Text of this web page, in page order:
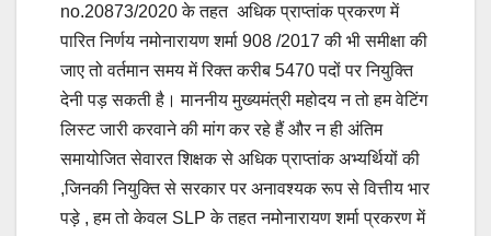
no.20873/2020 के तहत अधिक प्राप्तांक प्रकरण में
पारित निर्णय नमोनारायण शर्मा 908 /2017 की भी समीक्षा की
जाए तो वर्तमान समय में रिक्त करीब 5470 पदों पर नियुक्ति
देनी पड़ सकती है। माननीय मुख्यमंत्री महोदय न तो हम वेटिंग
लिस्ट जारी करवाने की मांग कर रहे हैं और न ही अंतिम
समायोजित सेवारत शिक्षक से अधिक प्राप्तांक अभ्यर्थियों की
,जिनकी नियुक्ति से सरकार पर अनावश्यक रूप से वित्तीय भार
पड़े , हम तो केवल SLP के तहत नमोनारायण शर्मा प्रकरण में